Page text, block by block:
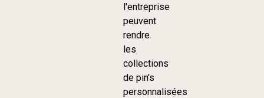
l'entreprise
peuvent
rendre
les
collections
de pin's
personnalisées